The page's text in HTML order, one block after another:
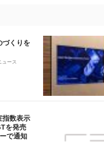
づくりを
ュース
指数表示
を発売
で通知